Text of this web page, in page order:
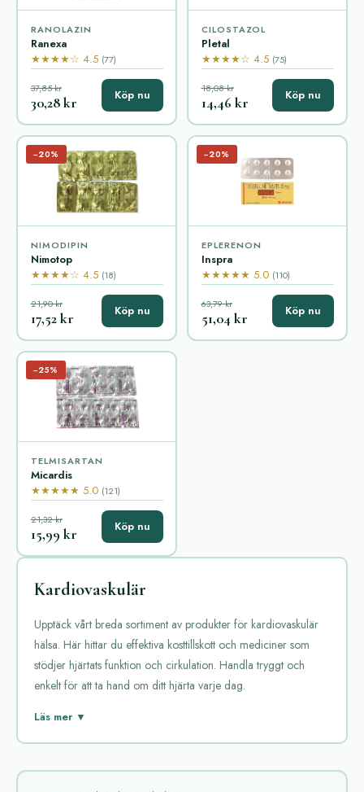
RANOLAZIN
Ranexa
★★★★☆ 4.5 (77)
37,85 kr
30,28 kr Köp nu
CILOSTAZOL
Pletal
★★★★☆ 4.5 (75)
18,08 kr
14,46 kr Köp nu
−20%
NIMODIPIN
Nimotop
★★★★☆ 4.5 (18)
21,90 kr
17,52 kr Köp nu
−20%
EPLERENON
Inspra
★★★★★ 5.0 (110)
63,79 kr
51,04 kr Köp nu
−25%
TELMISARTAN
Micardis
★★★★★ 5.0 (121)
21,32 kr
15,99 kr Köp nu
Kardiovaskulär
Upptäck vårt breda sortiment av produkter för kardiovaskulär
hälsa. Här hittar du effektiva kosttillskott och mediciner som
stödjer hjärtats funktion och cirkulation. Handla tryggt och
enkelt för att ta hand om ditt hjärta varje dag.
Kardiovaskulär medicin är viktig för att behandla hjärt- och
en överblick av några populära läkemedel inom denna
Läs mer ▼